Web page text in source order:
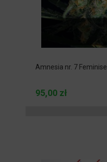
Amnesia nr. 7 Feminise
95,00 zł